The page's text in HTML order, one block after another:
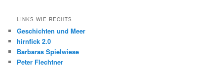
LINKS WIE RECHTS
Geschichten und Meer
hirnfick 2.0
Barbaras Spielwiese
Peter Flechtner